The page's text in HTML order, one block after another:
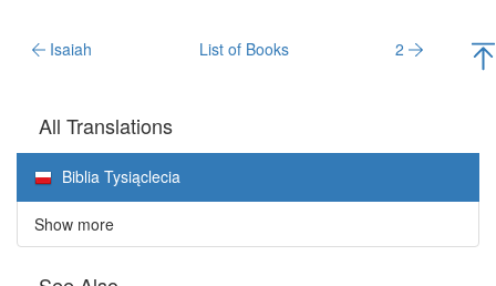
Isaiah List of Books 2
All Translations
Biblia Tysiąclecia
Show more